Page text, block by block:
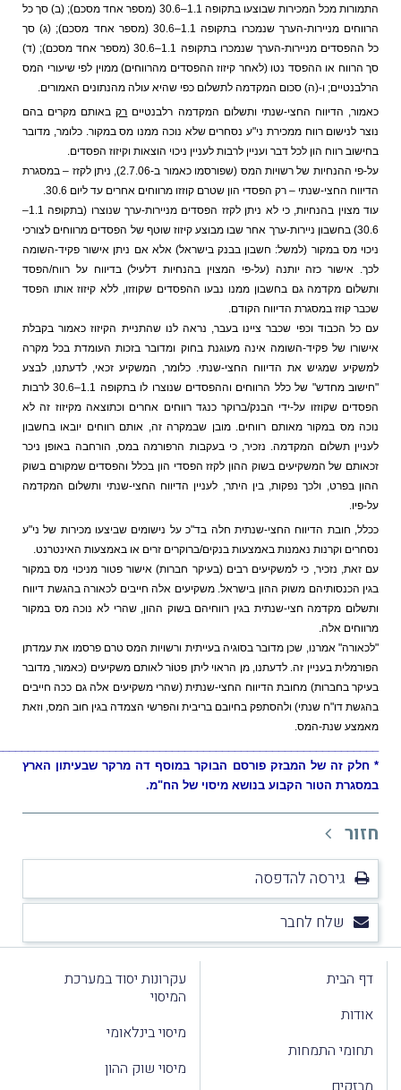
התמורות מכל המכירות שבוצעו בתקופה 1.1–30.6 (מספר אחד מסכם); (ב) סך כל
הרווחים מניירות-הערך שנמכרו בתקופה 1.1–30.6 (מספר אחד מסכם); (ג) סך
כל ההפסדים מניירות-הערך שנמכרו בתקופה 1.1–30.6 (מספר אחד מסכם); (ד)
או ההפסד נטו (לאחר קיזוז ההפסדים מהרווחים) ממוין לפי שיעורי המס
ו-(ה) סכום המקדמה לתשלום כפי שהיא עולה מהנתונים האמורים.
הדיווח החצי-שנתי ותשלום המקדמה רלבנטייםרקבאותם מקרים בהם
לנישום רווח ממכירת ני"ע נסחרים שלא נוכה ממנו מס במקור. כלומר, מדובר
רווח הון לכל דבר ועניין לרבות לעניין ניכוי הוצאות וקיזוז הפסדים.
על-פי ההנחיות של רשויות המס (שפורסמו כאמור ב-2.7.06), ניתן לקזז – במסגרת
החצי-שנתי – רק הפסדי הון שטרם קוזזו מרווחים אחרים עד ליום 30.6.
עוד מצוין בהנחיות, כי לא ניתן לקזז הפסדים מניירות-ערך שנוצרו (בתקופה 1.1–
30.6) בחשבון ניירות-ערך אחר שבו מבוצע קיזוז שוטף של הפסדים מרווחים לצורכי
מס במקור (למשל: חשבון בבנק בישראל) אלא אם ניתן אישור פקיד-השומה
אישור כזה יותנה (על-פי המצוין בהנחיות דלעיל) בדיווח על רווח/הפסד
מקדמה גם בחשבון ממנו נבעו ההפסדים שקוזזו, ללא קיזוז אותו הפסד
קוזז במסגרת הדיווח הקודם.
הכבוד וכפי שכבר ציינו בעבר, נראה לנו שהתניית הקיזוז כאמור בקבלת
של פקיד-השומה אינה מעוגנת בחוק ומדובר בזכות העומדת בכל מקרה
שמגיש את הדיווח החצי-שנתי. כלומר, המשקיע זכאי, לדעתנו, לבצע
"חישוב מחדש" של כלל הרווחים וההפסדים שנוצרו לו בתקופה 1.1–30.6 לרבות
שקוזזו על-ידי הבנק/ברוקר כנגד רווחים אחרים וכתוצאה מקיזוז זה לא
מס במקור מאותם רווחים. מובן שבמקרה זה, אותם רווחים יובאו בחשבון
תשלום המקדמה. נזכיר, כי בעקבות הרפורמה במס, הורחבה באופן ניכר
של המשקיעים בשוק ההון לקזז הפסדי הון בכלל והפסדים שמקורם בשוק
בפרט, ולכך נפקות, בין היתר, לעניין הדיווח החצי-שנתי ותשלום המקדמה
חובת הדיווח החצי-שנתית חלה בד"כ על נישומים שביצעו מכירות של ני"ע
וקרנות נאמנות באמצעות בנקים/ברוקרים זרים או באמצעות האינטרנט.
נזכיר, כי למשקיעים רבים (בעיקר חברות) אישור פטור מניכוי מס במקור
הכנסותיהם משוק ההון בישראל. משקיעים אלה חייבים לכאורה בהגשת דיווח
מקדמה חצי-שנתית בגין רווחיהם בשוק ההון, שהרי לא נוכה מס במקור
אלה.
אמרנו, שכן מדובר בסוגיה בעייתית ורשויות המס טרם פרסמו את עמדתן
בעניין זה. לדעתנו, מן הראוי ליתן פטוֹר לאותם משקיעים (כאמור, מדובר
בחברות) מחובת הדיווח החצי-שנתית (שהרי משקיעים אלה גם ככה חייבים
דו"ח שנתי) ולהסתפק בחיובם בריבית והפרשי הצמדה בגין חוב המס, וזאת
שנת-המס.
זה של המבזק פורסם הבוקר במוסף דה מרקר שבעיתון הארץ
הטור הקבוע בנושא מיסוי של הח"מ.
גירסה להדפסה
שלח לחבר
הבית
התמחות
עקרונות יסוד במערכת
מיסוי בינלאומי
מיסוי שוק ההון